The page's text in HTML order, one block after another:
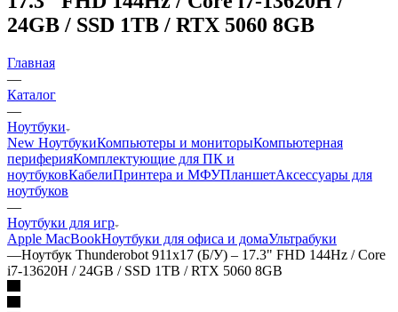
24GB / SSD 1TB / RTX 5060 8GB
Главная
—
Каталог
—
Ноутбуки
New НоутбукиКомпьютеры и мониторыКомпьютерная
периферияКомплектующие для ПК и
ноутбуковКабелиПринтера и МФУПланшетАксессуары для
ноутбуков
—
Ноутбуки для игр
Apple MacBookНоутбуки для офиса и домаУльтрабуки
—Ноутбук Thunderobot 911x17 (Б/У) – 17.3" FHD 144Hz / Core
i7-13620H / 24GB / SSD 1TB / RTX 5060 8GB